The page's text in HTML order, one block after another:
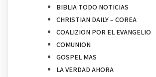
BIBLIA TODO NOTICIAS
CHRISTIAN DAILY – COREA
COALIZION POR EL EVANGELIO
COMUNION
GOSPEL MAS
LA VERDAD AHORA